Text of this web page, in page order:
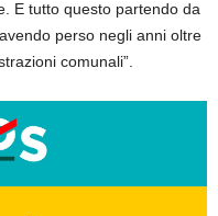
E tutto questo partendo da
perso negli anni oltre
comunali”.